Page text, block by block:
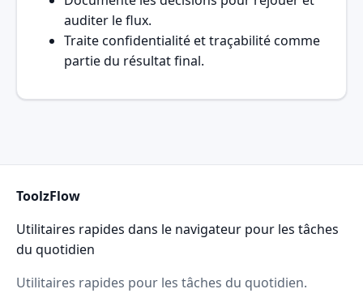
auditer le flux.
Traite confidentialité et traçabilité comme
partie du résultat final.
ToolzFlow
Utilitaires rapides dans le navigateur pour les tâches
du quotidien
Utilitaires rapides pour les tâches du quotidien.